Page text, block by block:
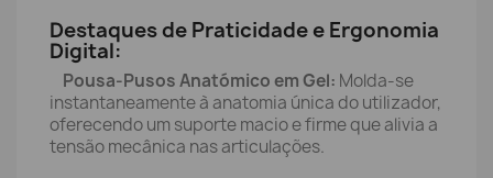
Destaques de Praticidade e Ergonomia
Digital:
Pousa-Pusos Anatómico em Gel: Molda-se
instantaneamente à anatomia única do utilizador,
oferecendo um suporte macio e firme que alivia a
tensão mecânica nas articulações.